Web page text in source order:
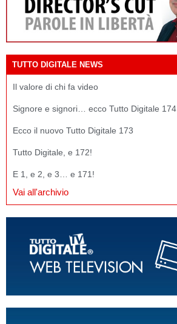
TUTTO DIGITALE NEWS
Il valore di chi fa video
Signore e signori… ecco Tutto Digitale 174
Ecco il nuovo Tutto Digitale 173
Tutto Digitale, e 172!
E 1, e 2, e 3… e 171!
Vai all'archivio